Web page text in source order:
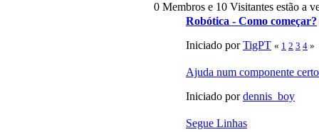
0 Membros e 10 Visitantes estão a
Robótica - Como começar?
Iniciado porTigPT « 1 2 3 4 »
Ajuda num componente certo
Iniciado pordennis_boy
Segue Linhas